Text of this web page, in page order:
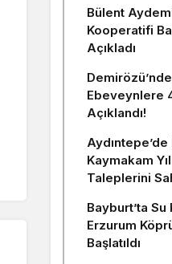
Bülent
Kooperatifi
Açıkladı
Ebeveynlere
Açıklandı!
Kaymakam
Taleplerini
Bayburt’ta
Erzurum
Başlatıldı